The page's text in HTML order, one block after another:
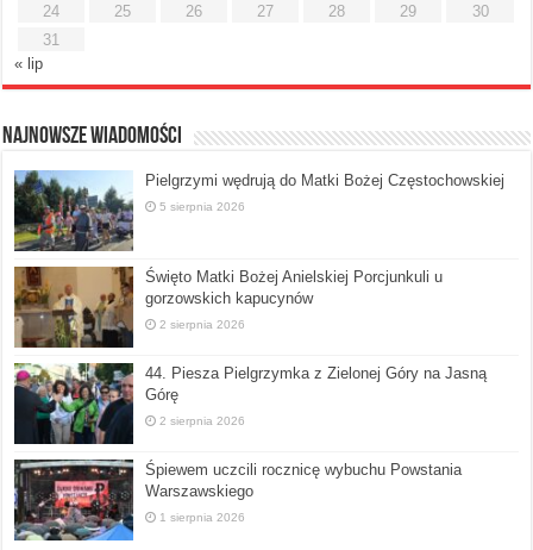
24
25 26 27 28 29
30
31
« lip
Najnowsze Wiadomości
Pielgrzymi wędrują do Matki Bożej Częstochowskiej
5 sierpnia 2026
Święto Matki Bożej Anielskiej Porcjunkuli u
gorzowskich kapucynów
2 sierpnia 2026
44. Piesza Pielgrzymka z Zielonej Góry na Jasną
Górę
2 sierpnia 2026
Śpiewem uczcili rocznicę wybuchu Powstania
Warszawskiego
1 sierpnia 2026